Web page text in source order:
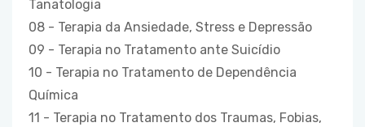
Tanatologia
08 - Terapia da Ansiedade, Stress e Depressão
09 - Terapia no Tratamento ante Suicídio
10 - Terapia no Tratamento de Dependência
Química
11 - Terapia no Tratamento dos Traumas, Fobias,